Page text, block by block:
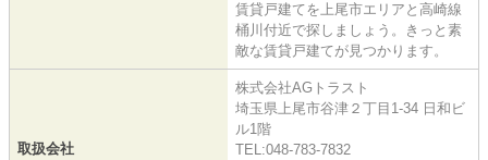
賃貸戸建てを上尾市エリアと高崎線
桶川付近で探しましょう。きっと素
敵な賃貸戸建てが見つかります。
取扱会社
株式会社AGトラスト
埼玉県上尾市谷津２丁目1-34 日和ビ
ル1階
TEL:048-783-7832